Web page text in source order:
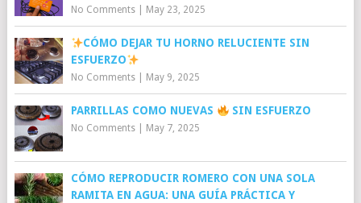
No Comments| May 23, 2025
CÓMO DEJAR TU HORNO RELUCIENTE SIN
ESFUERZO
No Comments| May 9, 2025
PARRILLAS COMO NUEVAS SIN ESFUERZO
No Comments| May 7, 2025
CÓMO REPRODUCIR ROMERO CON UNA SOLA
RAMITA EN AGUA: UNA GUÍA PRÁCTICA Y